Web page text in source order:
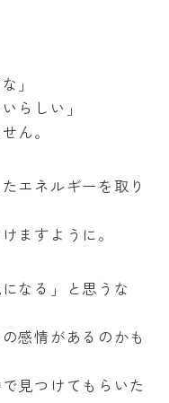
」
らしい」
ん。
エネルギーを取り
ますように。
なる」と思うな
感情があるのかも
見つけてもらいた